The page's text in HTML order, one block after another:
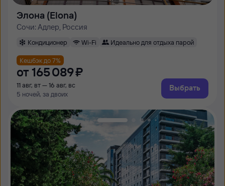
Элона (Elona)
Сочи: Адлер, Россия
Кондиционер Wi-Fi Идеально для отдыха парой
Кешбэк до 7%
от 165 ⁠089 ⁠₽
11 авг, вт — 16 авг, вс
5 ночей, за двоих
Выбрать